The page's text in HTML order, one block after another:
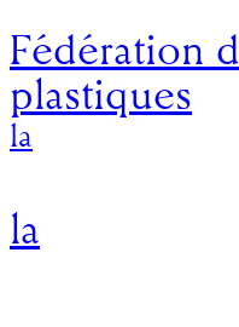
Fédération
plastiques
la
la